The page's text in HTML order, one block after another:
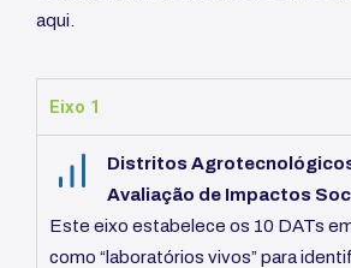
aqui
Eixo 1
Distritos
Avaliação de Impactos
Este eixo estabelece os 10 DATs
como “laboratórios vivos” para